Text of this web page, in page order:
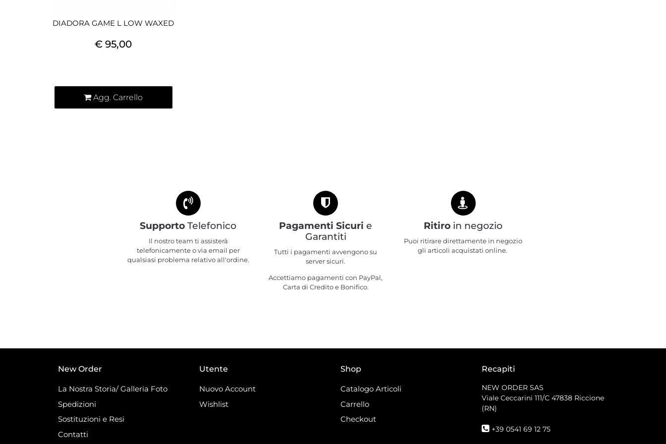
DIADORA GAME L LOW WAXED
€ 95,00
Agg. Carrello
Supporto Telefonico
Il nostro team ti assisterà
telefonicamente o via email per
qualsiasi problema relativo all'ordine.
Pagamenti Sicuri e
Garantiti
Tutti i pagamenti avvengono su
server sicuri.
Accettiamo pagamenti con PayPal,
Carta di Credito e Bonifico.
Ritiro in negozio
Puoi ritirare direttamente in negozio
gli articoli acquistati online.
New Order
La Nostra Storia/ Galleria Foto
Spedizioni
Sostituzioni e Resi
Contatti
Utente
Nuovo Account
Wishlist
Shop
Catalogo Articoli
Carrello
Checkout
Recapiti
NEW ORDER SAS
Viale Ceccarini 111/C 47838 Riccione
(RN)
+39 0541 69 12 75